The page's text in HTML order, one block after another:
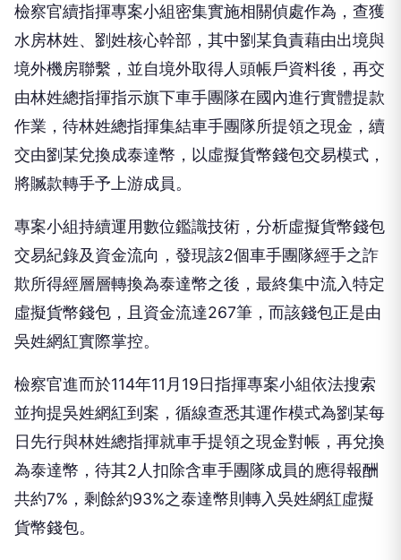
檢察官續指揮專案小組密集實施相關偵處作為，查獲
水房林姓、劉姓核心幹部，其中劉某負責藉由出境與
境外機房聯繫，並自境外取得人頭帳戶資料後，再交
由林姓總指揮指示旗下車手團隊在國內進行實體提款
作業，待林姓總指揮集結車手團隊所提領之現金，續
交由劉某兌換成泰達幣，以虛擬貨幣錢包交易模式，
將贓款轉手予上游成員。
專案小組持續運用數位鑑識技術，分析虛擬貨幣錢包
交易紀錄及資金流向，發現該2個車手團隊經手之詐
欺所得經層層轉換為泰達幣之後，最終集中流入特定
虛擬貨幣錢包，且資金流達267筆，而該錢包正是由
吳姓網紅實際掌控。
檢察官進而於114年11月19日指揮專案小組依法搜索
並拘提吳姓網紅到案，循線查悉其運作模式為劉某每
日先行與林姓總指揮就車手提領之現金對帳，再兌換
為泰達幣，待其2人扣除含車手團隊成員的應得報酬
共約7%，剩餘約93%之泰達幣則轉入吳姓網紅虛擬
貨幣錢包。